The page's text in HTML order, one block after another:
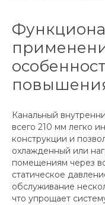
Канальный
всего 210 мм легко
конструкции и
охлажденный или
помещениям через
статическое
обслуживание
что упрощает